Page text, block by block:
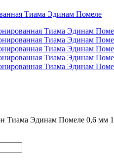
Тиама Эдинам Помеле 0,6 мм 1